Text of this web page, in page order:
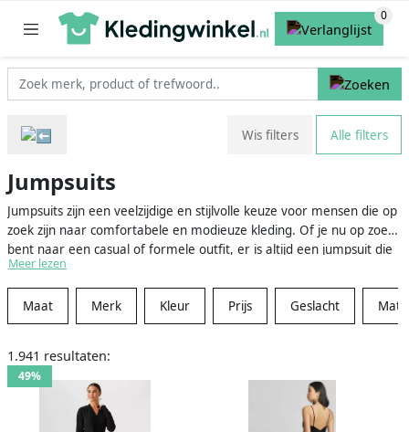
Wis filters Alle filters
Jumpsuits
Jumpsuits zijn een veelzijdige en stijlvolle keuze voor mensen die op
zoek zijn naar comfortabele en modieuze kleding. Of je nu op zoek
bent naar een casual of formele outfit, er is altijd een jumpsuit die
bij je past. Jumpsuits zijn verkrijgbaar in verschillende materialen,
zoals denim, katoen, zijde en polyester, en komen in verschillende
lengtes, kleuren en stijlen. Van eenvoudige, effen kleuren tot
gedurfde prints en patronen, er is voor elk wat wils. Met een
stijl laten zien. Wij verzamelen van meer dan 100 verschillende
(web)winkels het aanbod, zodat je favoriete jumpsuit hier gevonden
wordt. Ontdek op Kledingwinkel.nl de beste jumpsuits van
verschillende merken en vergelijk prijzen om de perfecte jumpsuit
Meer lezen
Maat Merk Kleur Prijs Geslacht
1.941 resultaten:
49%